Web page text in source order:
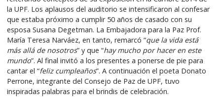
la UPF. Los aplausos del auditorio se intensificaron al confesar
que estaba próximo a cumplir 50 años de casado con su
esposa Susana Degetman. La Embajadora para la Paz Prof.
María Teresa Narváez, en tanto, remarcó “que la vida está
más allá de nosotros” y que “hay mucho por hacer en este
mundo”. Al final invitó a los presentes a ponerse de pie para
cantar el “feliz cumpleaños”. A continuación el poeta Donato
Perrone, integrante del Consejo de Paz de UPF, tuvo
inspiradas palabras para el brindis de celebración.